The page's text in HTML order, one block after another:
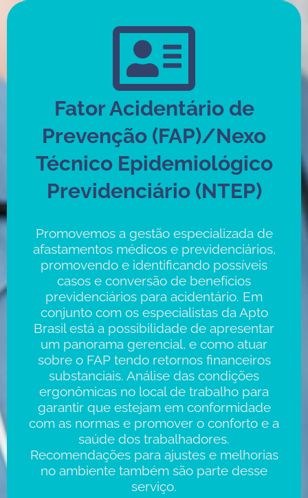
Fator Acidentário de
Prevenção (FAP)/Nexo
Técnico Epidemiológico
Previdenciário (NTEP)
Promovemos a gestão especializada de
afastamentos médicos e previdenciários,
promovendo e identificando possíveis
casos e conversão de benefícios
previdenciários para acidentário. Em
conjunto com os especialistas da Apto
Brasil está a possibilidade de apresentar
um panorama gerencial, e como atuar
sobre o FAP tendo retornos financeiros
substanciais. Análise das condições
ergonômicas no local de trabalho para
garantir que estejam em conformidade
com as normas e promover o conforto e a
saúde dos trabalhadores.
Recomendações para ajustes e melhorias
no ambiente também são parte desse
serviço.